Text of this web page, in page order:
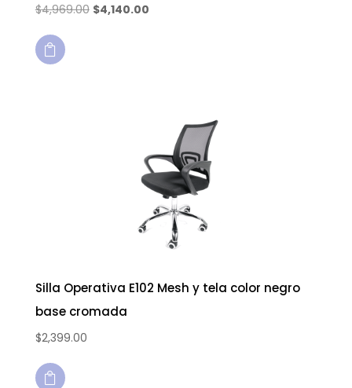
$4,969.00 $4,140.00

Silla Operativa E102 Mesh y tela color negro
base cromada
$2,399.00
